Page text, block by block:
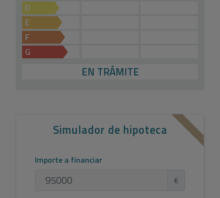
D
E
F
G
EN TRÁMITE
Simulador de hipoteca
Importe a financiar
€